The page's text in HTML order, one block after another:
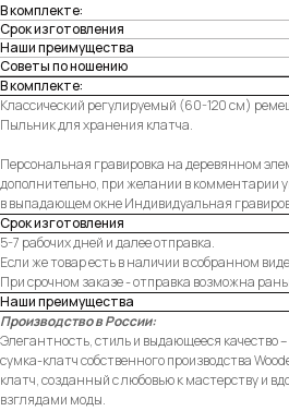
В комплекте:
Срок изготовления
Наши преимущества
Советы по ношению
В комплекте:
Классический регулируемый (60-120 см)
Пыльник для хранения клатча.
Персональная гравировка на деревянном
дополнительно, при желании в комментарии
в выпадающем окне Индивидуальная
Срок изготовления
5-7 рабочих дней и далее отправка.
Если же товар есть в наличии в собранном
При срочном заказе - отправка возможна
Наши преимущества
Производство в России:
Элегантность, стиль и выдающееся качество –
сумка-клатч собственного производства
клатч, созданный с любовью к мастерству и
взглядами моды.